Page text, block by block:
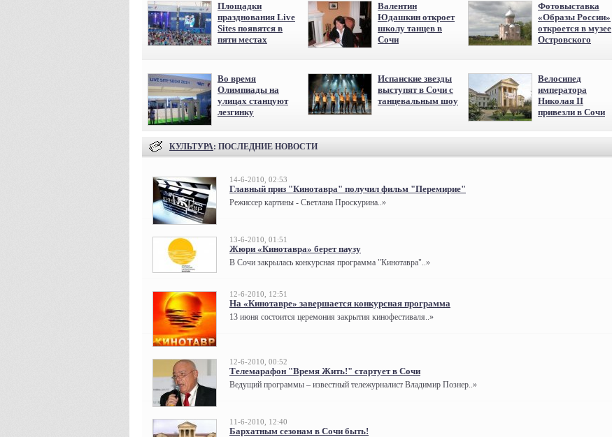
Площадки
празднования Live
Sites появятся в
пяти местах
Валентин
Юдашкин откроет
школу танцев в
Сочи
Фотовыставка
«Образы России»
откроется в музее
Островского
Во время
Олимпиады на
улицах станцуют
лезгинку
Испанские звезды
выступят в Сочи с
танцевальным шоу
Велосипед
императора
Николая II
привезли в Сочи
КУЛЬТУРА: ПОСЛЕДНИЕ НОВОСТИ
14-6-2010, 02:53
Главный приз "Кинотавра" получил фильм "Перемирие"
Режиссер картины - Светлана Проскурина..»
13-6-2010, 01:51
Жюри «Кинотавра» берет паузу
В Сочи закрылась конкурсная программа "Кинотавра"..»
12-6-2010, 12:51
На «Кинотавре» завершается конкурсная программа
13 июня состоится церемония закрытия кинофестиваля..»
12-6-2010, 00:52
Телемарафон "Время Жить!" стартует в Сочи
Ведущий программы – известный тележурналист Владимир Познер..»
11-6-2010, 12:40
Бархатным сезонам в Сочи быть!